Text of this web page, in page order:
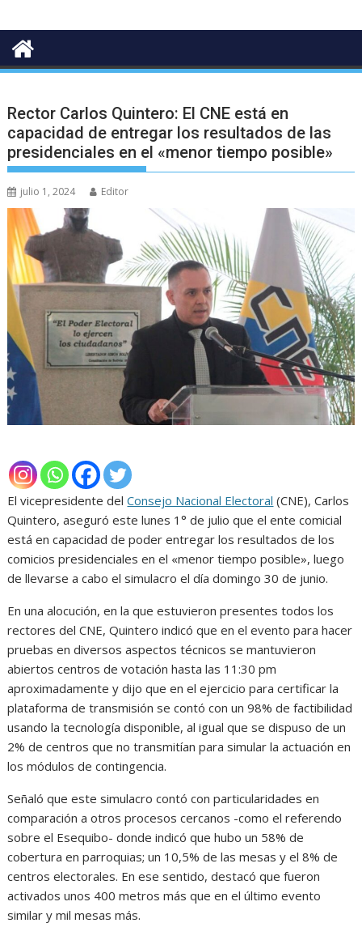
Rector Carlos Quintero: El CNE está en
capacidad de entregar los resultados de las
presidenciales en el «menor tiempo posible»
julio 1, 2024 Editor
El vicepresidente delConsejo Nacional Electoral (CNE), Carlos
Quintero, aseguró este lunes 1° de julio que el ente comicial
está en capacidad de poder entregar los resultados de los
comicios presidenciales en el «menor tiempo posible», luego
de llevarse a cabo el simulacro el día domingo 30 de junio.
En una alocución, en la que estuvieron presentes todos los
rectores del CNE, Quintero indicó que en el evento para hacer
pruebas en diversos aspectos técnicos se mantuvieron
abiertos centros de votación hasta las 11:30 pm
aproximadamente y dijo que en el ejercicio para certificar la
plataforma de transmisión se contó con un 98% de factibilidad
usando la tecnología disponible, al igual que se dispuso de un
2% de centros que no transmitían para simular la actuación en
los módulos de contingencia.
Señaló que este simulacro contó con particularidades en
comparación a otros procesos cercanos -como el referendo
sobre el Esequibo- donde indicó que hubo un 58% de
cobertura en parroquias; un 10,5% de las mesas y el 8% de
centros electorales. En ese sentido, destacó que fueron
activados unos 400 metros más que en el último evento
similar y mil mesas más.